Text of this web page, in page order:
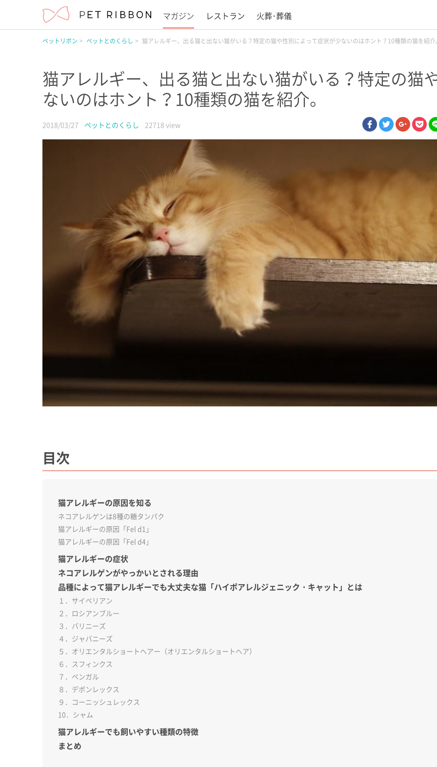
マガジン レストラン 火葬･葬儀
ペットリボン ペットとのくらし 猫アレルギー、出る猫と出ない猫がいる？特定の猫や性別によって症状が少ないのはホント？10種類の猫を紹介
猫アレルギー、出る猫と出ない猫がいる？特定の猫
ないのはホント？10種類の猫を紹介。
2018/03/27 ペットとのくらし 22718 view facebook
twittergoogle
目次
猫アレルギーの原因を知る
ネコアレルゲンは8種の糖タンパク
猫アレルギーの原因「Fel d1」
猫アレルギーの原因「Fel d4」
猫アレルギーの症状
ネコアレルゲンがやっかいとされる理由
品種によって猫アレルギーでも大丈夫な猫「ハイポアレルジェニック・キャット」とは
１．サイベリアン
２．ロシアンブルー
３．バリニーズ
４．ジャバニーズ
５．オリエンタルショートヘアー（オリエンタルショートヘア）
６．スフィンクス
７．ベンガル
８．デボンレックス
９．コーニッシュレックス
10．シャム
猫アレルギーでも飼いやすい種類の特徴
まとめ